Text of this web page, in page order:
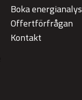
Boka energianalys
Offertförfrågan
Kontakt